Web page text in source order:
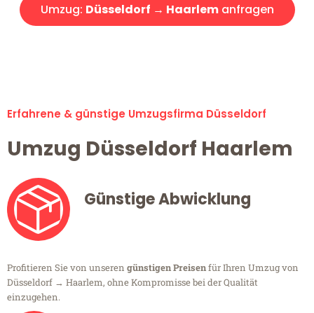
Umzug: Düsseldorf → Haarlemanfragen
Erfahrene & günstige Umzugsfirma Düsseldorf
Umzug Düsseldorf Haarlem
Günstige Abwicklung
Profitieren Sie von unseren günstigen Preisenfür Ihren Umzug von
Düsseldorf → Haarlem, ohne Kompromisse bei der Qualität
einzugehen.